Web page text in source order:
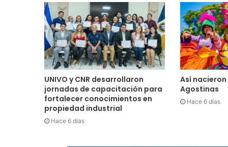
UNIVO y CNR desarrollaron
jornadas de capacitación para
fortalecer conocimientos en
propiedad industrial
Hace 6 días
Así
Agostinas
Hace 6 días